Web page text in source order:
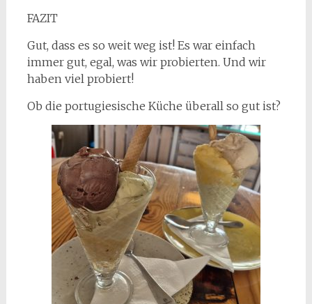
FAZIT
Gut, dass es so weit weg ist! Es war einfach
immer gut, egal, was wir probierten. Und wir
haben viel probiert!
Ob die portugiesische Küche überall so gut ist?